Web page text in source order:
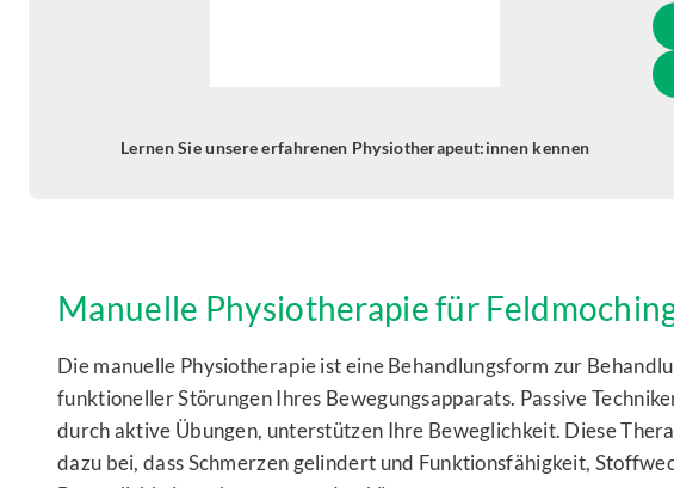
Lernen Sie unsere erfahrenen Physiotherapeut:innen kennen
Manuelle Physiotherapie für
Die manuelle Physiotherapie ist eine Behandlungsform zur
funktioneller Störungen Ihres Bewegungsapparats. Passive
durch aktive Übungen, unterstützen Ihre Beweglichkeit. Diese
dazu bei, dass Schmerzen gelindert und Funktionsfähigkeit,